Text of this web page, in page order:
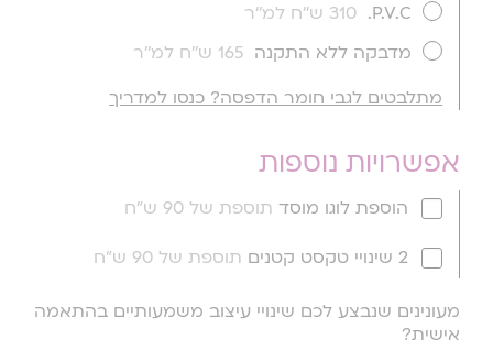
P.V.C.
310 ש''ח למ''ר
מדבקה ללא התקנה 165 ש''ח למ''ר
מתלבטים לגבי חומר הדפסה? כנסו למדריך
אפשרויות נוספות
הוספת לוגו מוסד תוספת של 90 ש"ח
2 שינויי טקסט קטנים תוספת של 90 ש"ח
מעונינים שנבצע לכם שינויי עיצוב משמעותיים בהתאמה
אישית?